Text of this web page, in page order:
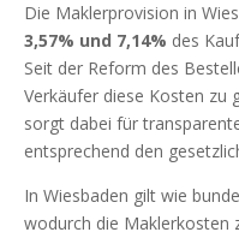
Die Maklerprovision in
3,57% und 7,14% des
Seit der Reform des
Verkäufer diese Kosten zu
sorgt dabei für
entsprechend den
In Wiesbaden gilt wie
wodurch die Maklerkosten